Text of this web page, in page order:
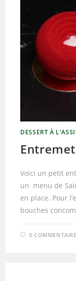
DESSERT À
Voici un petit
un menu de
en place. Pour
bouches
0 COMMENTAIRE